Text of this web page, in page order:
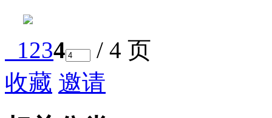
1234
/ 4 页
收藏 邀请